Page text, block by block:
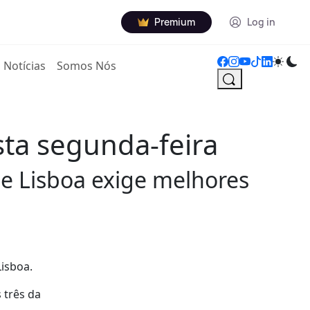
Premium Log in
Notícias Somos Nós
segunda-feira
Lisboa exige melhores
três da